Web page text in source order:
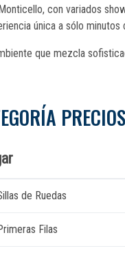
con variados
única a sólo minutos
que mezcla
PRECIOS
de Ruedas
Filas